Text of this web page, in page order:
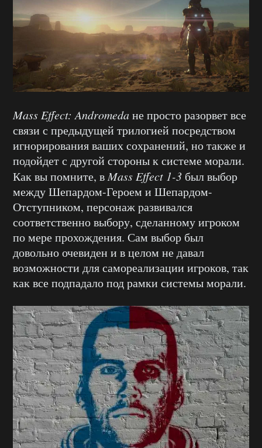
Mass Effect: Andromedaне просто разорвет все
связи с предыдущей трилогией посредством
игнорирования ваших сохранений, но также и
подойдет с другой стороны к системе морали.
Как вы помните, вMass Effect 1-3 был выбор
между Шепардом-Героем и Шепардом-
Отступником, персонаж развивался
соответственно выбору, сделанному игроком
по мере прохождения. Сам выбор был
довольно очевиден и в целом не давал
возможности для самореализации игроков, так
как все подпадало под рамки системы морали.